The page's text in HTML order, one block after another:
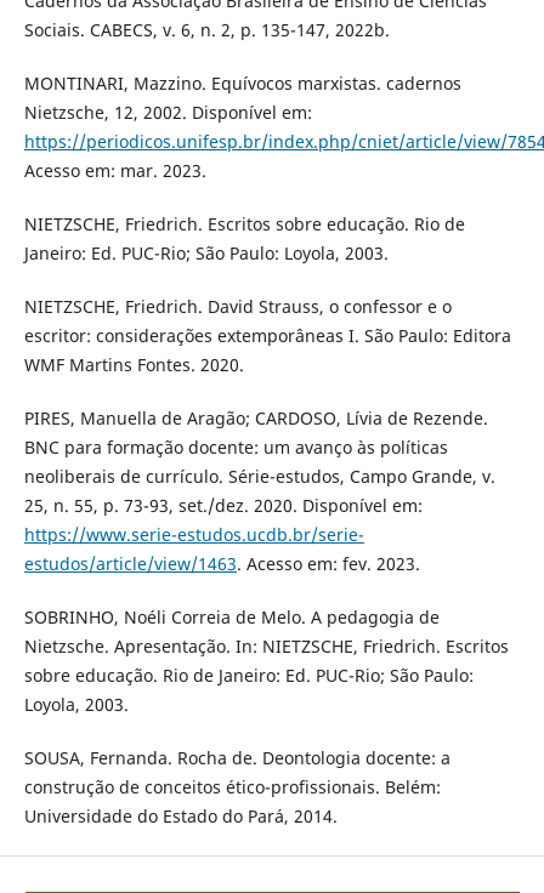
Sociais. CABECS, v. 6, n. 2, p. 135-147, 2022b.
MONTINARI, Mazzino. Equívocos marxistas. cadernos
Nietzsche, 12, 2002. Disponível em:
https://periodicos.unifesp.br/index.php/cniet/article/view/
Acesso em: mar. 2023.
NIETZSCHE, Friedrich. Escritos sobre educação. Rio de
Janeiro: Ed. PUC-Rio; São Paulo: Loyola, 2003.
NIETZSCHE, Friedrich. David Strauss, o confessor e o
escritor: considerações extemporâneas I. São Paulo: Editora
WMF Martins Fontes. 2020.
PIRES, Manuella de Aragão; CARDOSO, Lívia de Rezende.
BNC para formação docente: um avanço às políticas
neoliberais de currículo. Série-estudos, Campo Grande, v.
25, n. 55, p. 73-93, set./dez. 2020. Disponível em:
https://www.serie-estudos.ucdb.br/serie-
estudos/article/view/1463. Acesso em: fev. 2023.
SOBRINHO, Noéli Correia de Melo. A pedagogia de
Nietzsche. Apresentação. In: NIETZSCHE, Friedrich. Escritos
sobre educação. Rio de Janeiro: Ed. PUC-Rio; São Paulo:
Loyola, 2003.
SOUSA, Fernanda. Rocha de. Deontologia docente: a
construção de conceitos ético-profissionais. Belém:
Universidade do Estado do Pará, 2014.